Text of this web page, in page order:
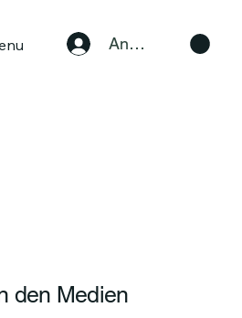
Anmelden
den Medien